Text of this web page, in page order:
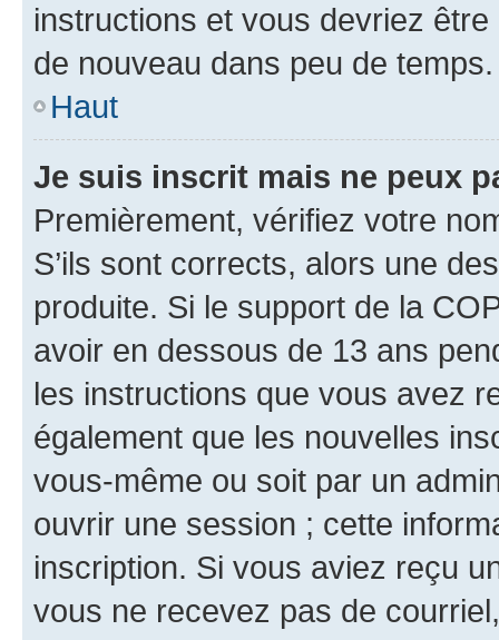
instructions et vous devriez
de nouveau dans peu de temps.
Haut
Je suis inscrit mais ne peux
Premièrement, vérifiez votre
S’ils sont corrects, alors une
produite. Si le support de la
avoir en dessous de 13 ans
les instructions que vous avez
également que les nouvelles
vous-même ou soit par un
ouvrir une session ; cette
inscription. Si vous aviez reçu
vous ne recevez pas de